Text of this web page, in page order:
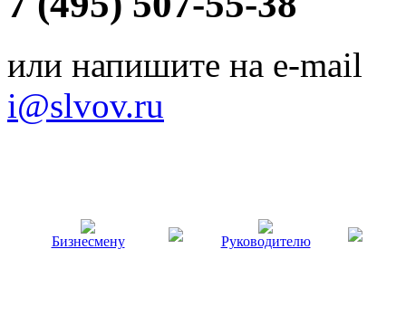
или напишите на e-mail
i@slvov.ru
Бизнесмену Руководителю